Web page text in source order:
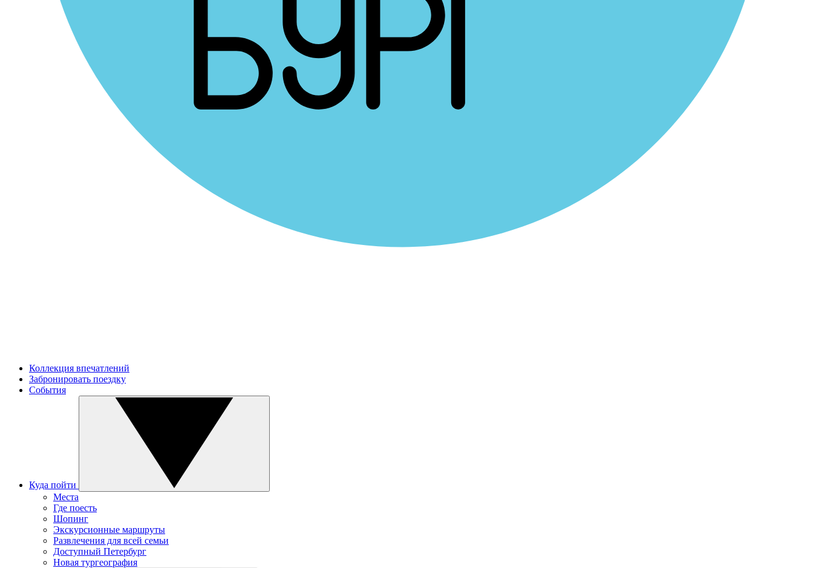
Коллекция впечатлений
Забронировать поездку
События
Куда пойти
Места
Где поесть
Шопинг
Экскурсионные маршруты
Развлечения для всей семьи
Доступный Петербург
Новая тургеография